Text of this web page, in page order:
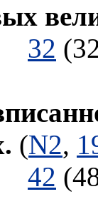
32
(N2,
42